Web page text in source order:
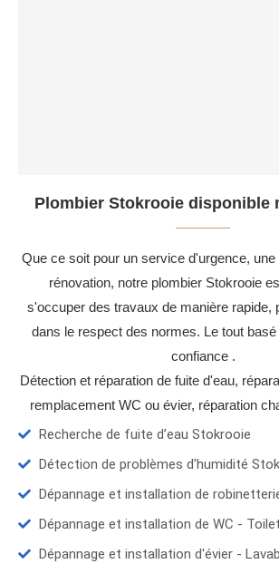
Plombier Stokrooie disponible
Que ce soit pour un service d'urgence, une
rénovation, notre plombier Stokrooie
s'occuper des travaux de manière rapide,
dans le respect des normes. Le tout
confiance .
Détection et réparation de fuite d'eau,
remplacement WC ou évier, réparation
Recherche de fuite d’eau Stokrooie
Détection de problèmes d'humidité
Dépannage et installation de
Dépannage et installation de WC -
Dépannage et installation d'évier -